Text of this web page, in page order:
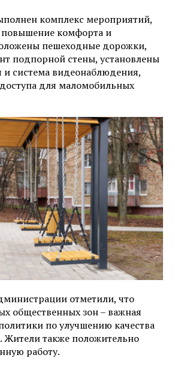
комплекс мероприятий,
комфорта и
пешеходные дорожки,
подпорной стены, установлены
система видеонаблюдения,
для маломобильных
отметили, что
общественных зон – важная
по улучшению качества
Жители также положительно
работу.